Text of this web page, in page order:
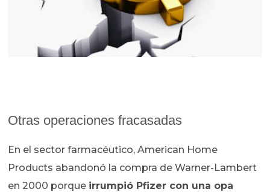
Otras operaciones fracasadas
En el sector farmacéutico, American Home
Products abandonó la compra de Warner-Lambert
en 2000 porque irrumpió Pfizer con una opa